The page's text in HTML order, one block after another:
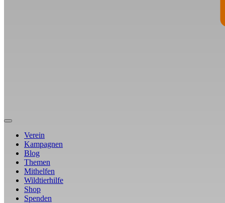
Verein
Kampagnen
Blog
Themen
Mithelfen
Wildtierhilfe
Shop
Spenden